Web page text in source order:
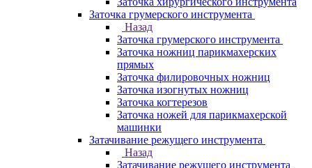
Заточка грумерского инструмента
Назад
Заточка грумерского инструмента
Заточка ножниц парикмахерских
прямых
Заточка филировочных ножниц
Заточка изогнутых ножниц
Заточка когтерезов
Заточка ножей для парикмахерской
машинки
Затачивание режущего инструмента
Назад
Затачивание режущего инструмента